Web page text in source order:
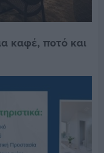
καφέ, ποτό και